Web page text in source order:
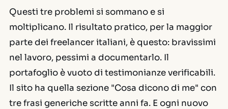
Questi tre problemi si sommano e si
moltiplicano. Il risultato pratico, per la maggior
parte dei freelancer italiani, è questo: bravissimi
nel lavoro, pessimi a documentarlo. Il
portafoglio è vuoto di testimonianze verificabili.
Il sito ha quella sezione "Cosa dicono di me" con
tre frasi generiche scritte anni fa. E ogni nuovo